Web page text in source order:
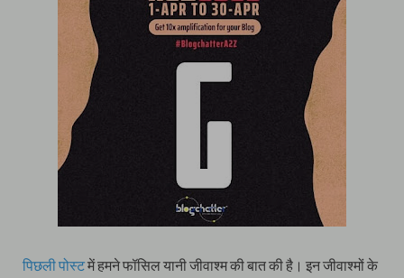
पिछली पोस्टमें हमने फॉसिल यानी जीवाश्म की बात की है। इन जीवाश्मों के